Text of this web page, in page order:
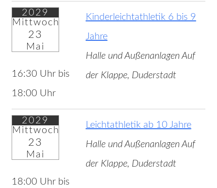
2029
Mittwoch
23
Mai
16:30 Uhr bis
18:00 Uhr
Kinderleichtathletik 6 bis 9
Jahre
Halle und Außenanlagen Auf
der Klappe, Duderstadt
2029
Mittwoch
23
Mai
18:00 Uhr bis
Leichtathletik ab 10 Jahre
Halle und Außenanlagen Auf
der Klappe, Duderstadt